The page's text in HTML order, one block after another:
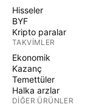
Hisseler
BYF
Kripto paralar
TAKVIMLER
Ekonomik
Kazanç
Temettüler
Halka arzlar
DIĞER ÜRÜNLER